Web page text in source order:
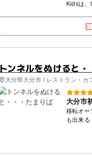
Kidsは
トンネルをぬけると
大分県大分市 / レストラン・カ
大分市
移転オー
も出来